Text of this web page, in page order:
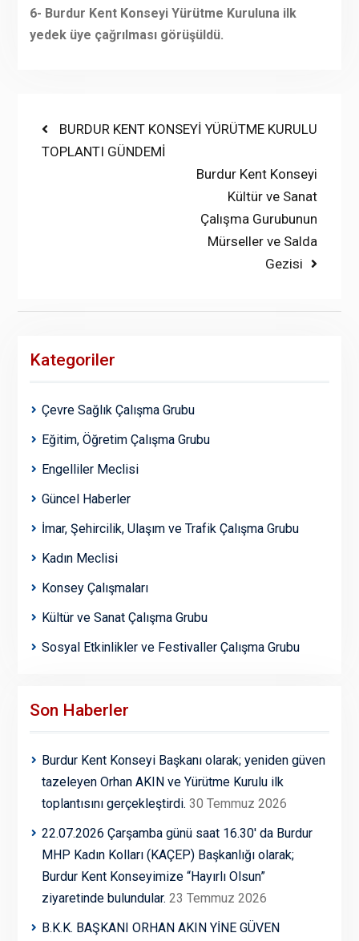
6- Burdur Kent Konseyi Yürütme Kuruluna ilk
yedek üye çağrılması görüşüldü.
Yazı
gezinmesi
Previous
post:
BURDUR KENT KONSEYİ YÜRÜTME KURULU
TOPLANTI GÜNDEMİ
Next
Burdur Kent Konseyi
Kültür ve Sanat
Çalışma Gurubunun
Mürseller ve Salda
Gezisi
Kategoriler
Çevre Sağlık Çalışma Grubu
Eğitim, Öğretim Çalışma Grubu
Engelliler Meclisi
Güncel Haberler
İmar, Şehircilik, Ulaşım ve Trafik Çalışma Grubu
Kadın Meclisi
Konsey Çalışmaları
Kültür ve Sanat Çalışma Grubu
Sosyal Etkinlikler ve Festivaller Çalışma Grubu
Son Haberler
Burdur Kent Konseyi Başkanı olarak; yeniden güven
tazeleyen Orhan AKIN ve Yürütme Kurulu ilk
toplantısını gerçekleştirdi. 30 Temmuz 2026
22.07.2026 Çarşamba günü saat 16.30′ da Burdur
MHP Kadın Kolları (KAÇEP) Başkanlığı olarak;
Burdur Kent Konseyimize “Hayırlı Olsun”
ziyaretinde bulundular. 23 Temmuz 2026
B.K.K. BAŞKANI ORHAN AKIN YİNE GÜVEN